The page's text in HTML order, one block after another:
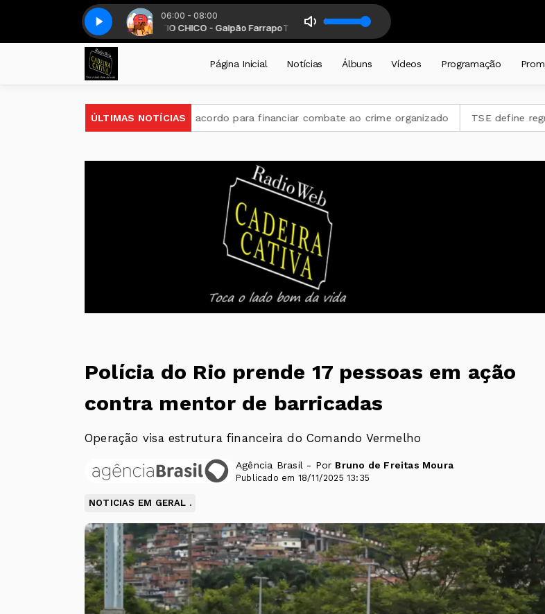
06:00 - 08:00
das 6 as 8 horas. com TIO CHICO - Galpão FarrapoTIO CHICO - Galpão Farrapo diariamente das 6 as 8 horas. com TIO
Galpão farrapo - Parte 7 Galpão farrapo - Parte 7
- DALMIR LEDUR - com DALMIR RENATO LEDUREU SOU DO SUL SEM FRONTEIRAS - DALMIR LEDUR - com DALMIR RENATO
Página Inicial Notícias Álbuns Vídeos Programação
ÚLTIMAS NOTÍCIAS
Brasil e BID firmam acordo para financiar combate ao crime organizado TSE define regras para
Polícia do Rio prende 17 pessoas em ação
contra mentor de barricadas
Operação visa estrutura financeira do Comando Vermelho
Agência Brasil - Por Bruno de Freitas Moura
Publicado em 18/11/2025 13:35
NOTICIAS EM GERAL .